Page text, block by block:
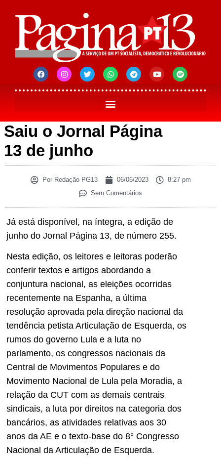
Saiu o Jornal Página
13 de junho
PorRedação PG13 06/06/2023
8:27 pm
Sem Comentários
Já está disponível, na íntegra, a edição de
junho do Jornal Página 13, de número 255.
Nesta edição, os leitores e leitoras poderão
conferir textos e artigos abordando a
conjuntura nacional, as eleições ocorridas
recentemente na Espanha, a última
resolução aprovada pela direção nacional da
tendência petista Articulação de Esquerda, os
rumos do governo Lula e a luta no
parlamento, os congressos nacionais da
Central de Movimentos Populares e do
Movimento Nacional de Lula pela Moradia, a
relação da CUT com as demais centrais
sindicais, a luta por direitos na categoria dos
bancários, as atividades relativas aos 30
anos da AE e o texto-base do 8° Congresso
Nacional da Articulação de Esquerda.